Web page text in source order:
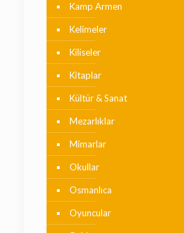
Kamp Armen
Kelimeler
Kiliseler
Kitaplar
Kültür & Sanat
Mezarlıklar
Mimarlar
Okullar
Osmanlıca
Oyuncular